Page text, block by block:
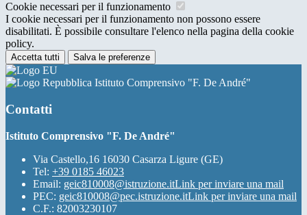
Cookie necessari per il funzionamento
I cookie necessari per il funzionamento non possono essere
disabilitati. È possibile consultare l'elenco nella pagina della cookie
policy.
Accetta tutti Salva le preferenze
Istituto Comprensivo "F. De André"
Contatti
Istituto Comprensivo "F. De André"
Via Castello,16 16030 Casarza Ligure (GE)
Tel: +39 0185 46023
Email: geic810008@istruzione.itLink per inviare una mail
PEC: geic810008@pec.istruzione.itLink per inviare una mail
C.F.: 82003230107